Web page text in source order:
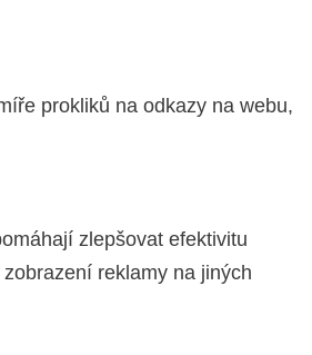
prokliků na odkazy na webu,
zlepšovat efektivitu
reklamy na jiných